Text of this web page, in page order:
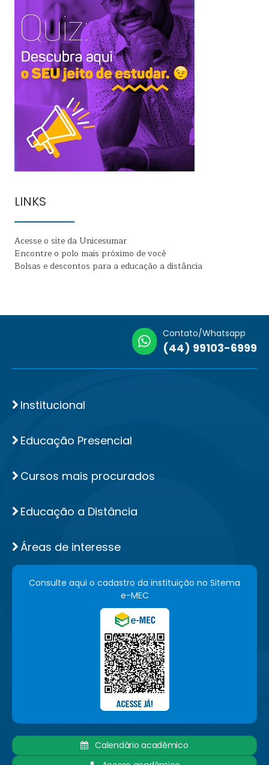
LINKS
Acesse o site da Unicesumar
Encontre o polo mais próximo de você
Bolsas e descontos para a educação a distância
Contato/Whatsapp
(44) 99103-6999
Institucional
Educação Presencial
Cursos mais procurados
Educação a Distância
Áreas de interesse
Consulte aqui o cadastro da instituição no Sitema
e-MEC
Calendário acadêmico